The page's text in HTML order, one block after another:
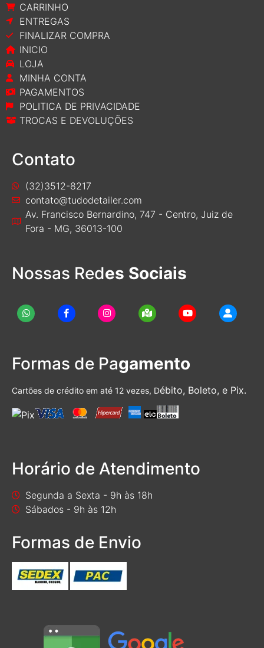
CARRINHO
ENTREGAS
FINALIZAR COMPRA
INICIO
LOJA
MINHA CONTA
PAGAMENTOS
POLITICA DE PRIVACIDADE
TROCAS E DEVOLUÇÕES
Contato
(32)3512-8217
contato@tudodetailer.com
Av. Francisco Bernardino, 747 - Centro, Juiz de
Fora - MG, 36013-100
Nossas Redes Sociais
Formas de Pagamento
Cartões de crédito em até 12 vezes, Débito, Boleto, e Pix.
Horário de Atendimento
Segunda a Sexta - 9h às 18h
Sábados - 9h às 12h
Formas de Envio